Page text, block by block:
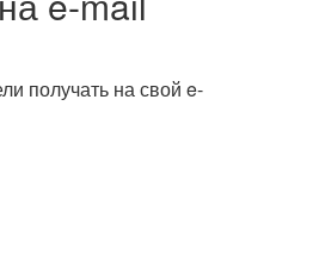
получать на свой e-